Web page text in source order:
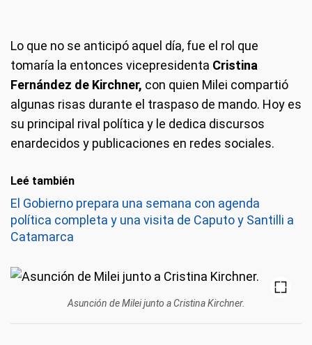
Lo que no se anticipó aquel día, fue el rol que
tomaría la entonces vicepresidenta Cristina
Fernández de Kirchner, con quien Milei compartió
algunas risas durante el traspaso de mando. Hoy es
su principal rival política y le dedica discursos
enardecidos y publicaciones en redes sociales.
Leé también
El Gobierno prepara una semana con agenda
política completa y una visita de Caputo y Santilli a
Catamarca
Asunción de Milei junto a Cristina Kirchner.